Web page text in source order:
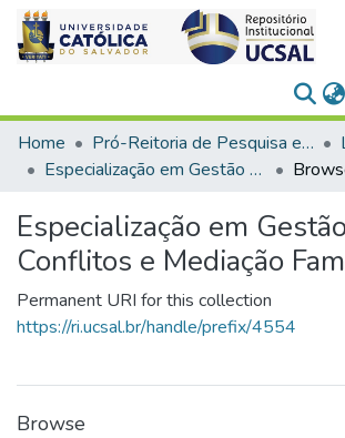
Communities & Collections
All of DSpace
Home Pró-Reitoria de Pesquisa e Pós-Graduação > Stricto Sensu
Especialização em Gestão de Conflitos e Mediação Familiar
Especialização em
Conflitos e Mediação
Permanent URI for this collection
https://ri.ucsal.br/handle/prefix/4554
Browse